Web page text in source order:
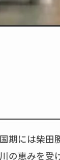
期には柴
の恵みを受